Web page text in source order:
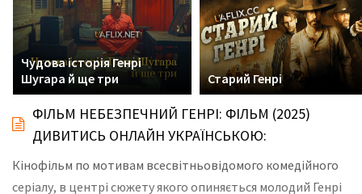
Чудова історія Генрі
Шугара й ще три
Старий Генрі
ФІЛЬМ НЕБЕЗПЕЧНИЙ ГЕНРІ: ФІЛЬМ (2025)
ДИВИТИСЬ ОНЛАЙН УКРАЇНСЬКОЮ:
Кінофільм по мотивам всесвітньовідомого комедійного
серіалу, в центрі сюжету якого опиняється молодий Генрі